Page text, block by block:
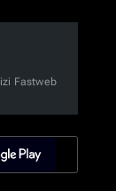
Fastweb